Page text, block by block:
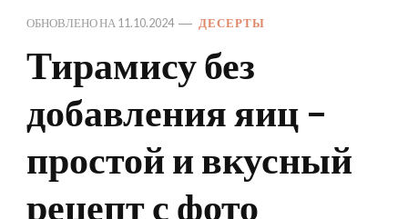
ОБНОВЛЕНО НА 11.10.2024 ДЕСЕРТЫ
Тирамису без
добавления яиц –
простой и вкусный
рецепт с фото